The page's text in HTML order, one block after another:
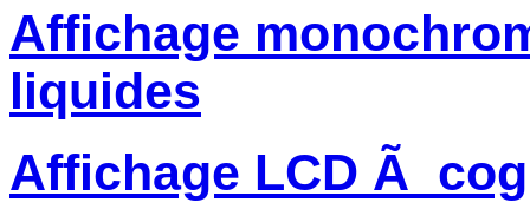
Affichage
liquides
Affichage LCD Ã cog